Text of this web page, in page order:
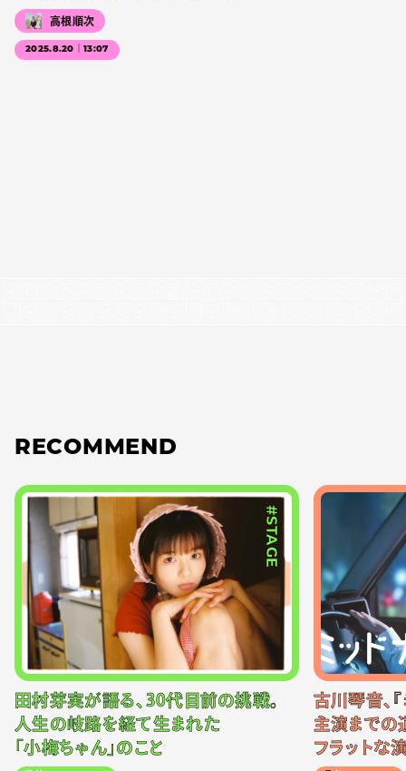
高根順次
2025.8.20｜13:07
RECOMMEND
#STAGE
田村芽実が語る、30代目前の挑戦。
人生の岐路を経て生まれた
「小梅ちゃん」のこと
古川琴音、
主演までの
フラットな